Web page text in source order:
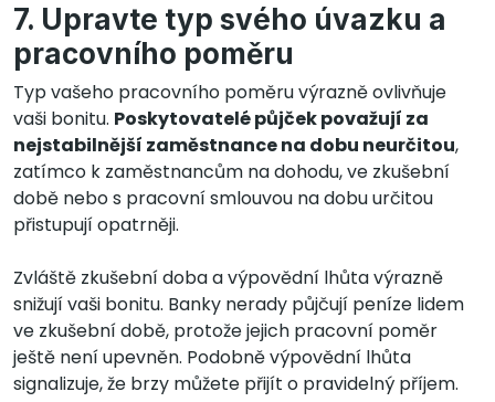
7. Upravte typ svého úvazku a
pracovního poměru
Typ vašeho pracovního poměru výrazně ovlivňuje
vaši bonitu. Poskytovatelé půjček považují za
nejstabilnější zaměstnance na dobu neurčitou,
zatímco k zaměstnancům na dohodu, ve zkušební
době nebo s pracovní smlouvou na dobu určitou
přistupují opatrněji.
Zvláště zkušební doba a výpovědní lhůta výrazně
snižují vaši bonitu. Banky nerady půjčují peníze lidem
ve zkušební době, protože jejich pracovní poměr
ještě není upevněn. Podobně výpovědní lhůta
signalizuje, že brzy můžete přijít o pravidelný příjem.